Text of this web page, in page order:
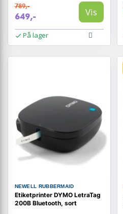
789,-
649,- Vis
På lager
NEWELL RUBBERMAID
Etiketprinter DYMO LetraTag
200B Bluetooth, sort